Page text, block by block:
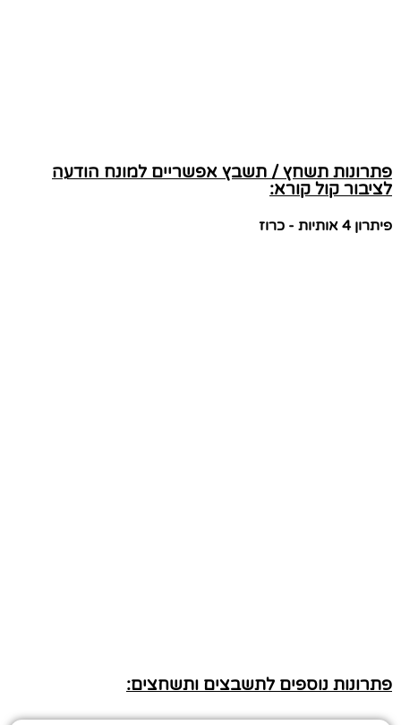
פתרונות תשחץ / תשבץ אפשריים למונח הודעה
לציבור קול קורא:
פיתרון 4 אותיות - כרוז
פתרונות נוספים לתשבצים ותשחצים: